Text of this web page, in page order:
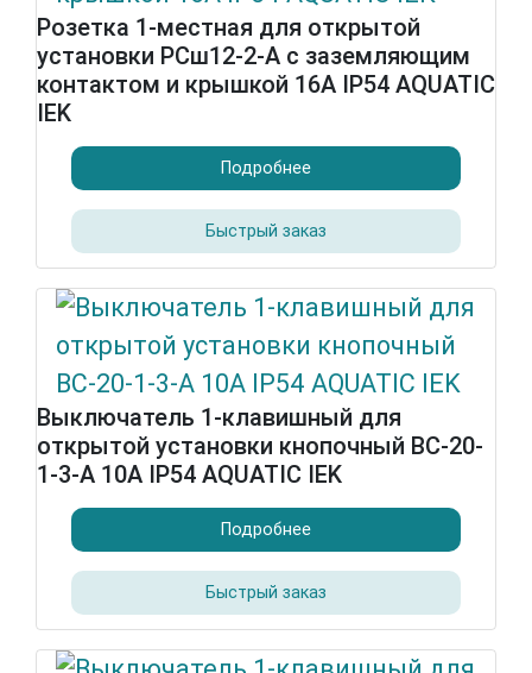
Розетка 1-местная для открытой
установки РСш12-2-А с заземляющим
контактом и крышкой 16А IP54 AQUATIC
IEK
Подробнее
Быстрый заказ
Выключатель 1-клавишный для
открытой установки кнопочный ВС-20-
1-3-А 10А IP54 AQUATIC IEK
Подробнее
Быстрый заказ